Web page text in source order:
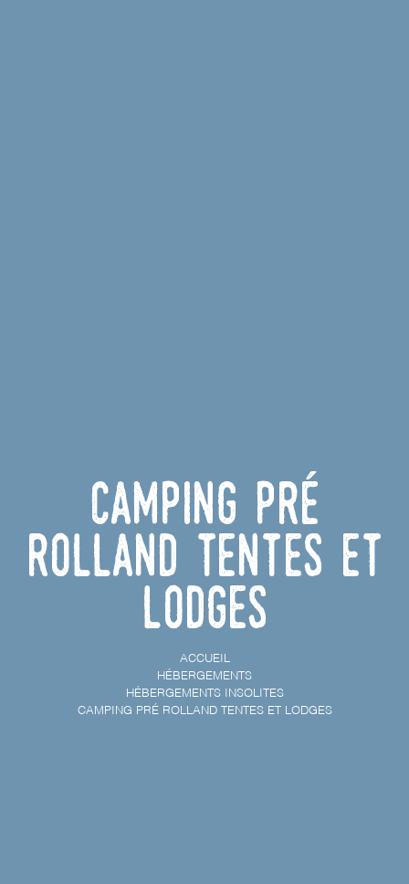
Camping Pré
Rolland Tentes et
Lodges
ACCUEIL
HÉBERGEMENTS
HÉBERGEMENTS INSOLITES
CAMPING PRÉ ROLLAND TENTES ET LODGES